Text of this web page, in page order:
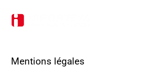
Mentions légales